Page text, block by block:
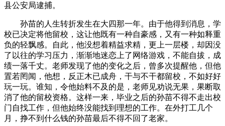
县公安局逮捕。
孙苗的人生转折发生在大四那一年。由于他得到消息，学
校已决定将他留校，这让他既有一种自豪感，又有一种如释重
负的轻飘感。自此，他没想着精益求精，更上一层楼，却因没
了以往的学习压力，渐渐地迷恋上了网络游戏，不能自拔，成
绩一落千丈。老师发现了他的变化之后，曾多次提醒他，但他
置若罔闻，他想，反正木已成舟，干与不干都留校，不如好好
玩一玩。谁知，令他始料不及的是，老师见劝说无果，果断取
消了他的留校资格。这样一来，毕业之后的孙苗不得不走出校
门自找工作，但他始终没能找到理想的工作。在外打工几个
月，挣不到什么钱的孙苗最后不得不回了老家。